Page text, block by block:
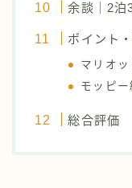
余談｜2泊
ポイント
マリオ
モッピー
総合評価